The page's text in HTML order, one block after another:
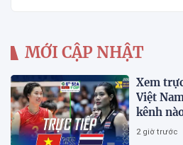
MỚI CẬP NHẬT
Xem
Việt
kênh
2026
2 giờ trước